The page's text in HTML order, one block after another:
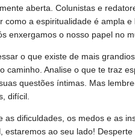
aberta. Colunistas e
como a espiritualidade é ampla
enxergamos o nosso papel no
o que existe de mais
caminho. Analise o que te traz
questões íntimas. Mas
difícil.
as dificuldades, os medos e as
estaremos ao seu lado!